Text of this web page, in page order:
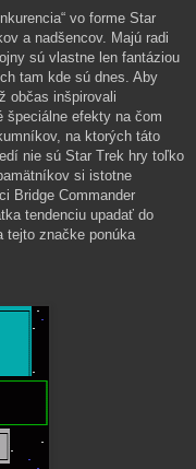
vo forme Star
a nadšencov. Majú radi
sú vlastne len fantáziou
tam kde sú dnes. Aby
občas inšpirovali
špeciálne efekty na čom
na ktorých táto
nie sú Star Trek hry toľko
si istotne
Bridge Commander
tendenciu upadať do
tejto značke ponúka